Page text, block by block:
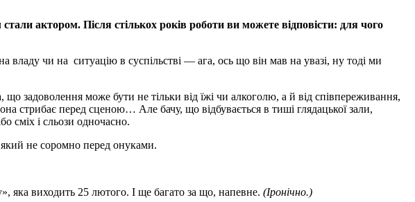
актором. Після стількох років роботи ви можете відповісти: для чого
чи на ситуацію в суспільстві — ага, ось що він мав на увазі, ну тоді ми
задоволення може бути не тільки від їжі чи алкоголю, а й від співпереживання,
стрибає перед сценою… Але бачу, що відбувається в тиші глядацької зали,
сміх і сльози одночасно.
не соромно перед онуками.
яка виходить 25 лютого. І ще багато за що, напевне. (Іронічно.)